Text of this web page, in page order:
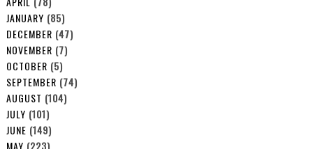
JANUARY (85)
DECEMBER (47)
NOVEMBER (7)
OCTOBER (5)
SEPTEMBER (74)
AUGUST (104)
JULY (101)
JUNE (149)
MAY (223)